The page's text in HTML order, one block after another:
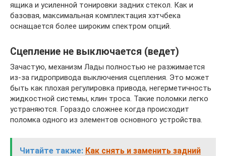
ящика и усиленной тонировки задних стекол. Как и
базовая, максимальная комплектация хэтчбека
оснащается более широким спектром опций.
Сцепление не выключается (ведет)
Зачастую, механизм Лады полностью не разжимается
из-за гидропривода выключения сцепления. Это может
быть как плохая регулировка привода, негерметичность
жидкостной системы, клин троса. Такие поломки легко
устраняются. Гораздо сложнее когда происходит
поломка одного из элементов основного устройства.
Читайте также: Как снять и заменить задний